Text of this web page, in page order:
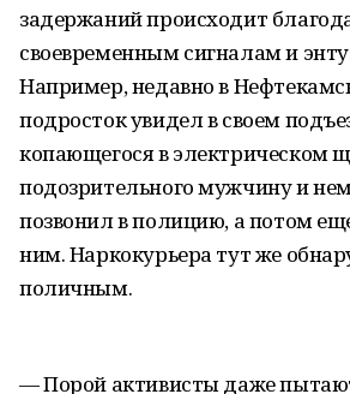
задержаний происходит
своевременным сигналам и
Например, недавно в
подросток увидел в своем
копающегося в электрическом
подозрительного мужчину и
позвонил в полицию, а потом
ним. Наркокурьера тут же
поличным.
— Порой активисты даже